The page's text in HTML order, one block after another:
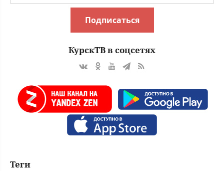
Подписаться
КурскТВ в соцсетях
Теги